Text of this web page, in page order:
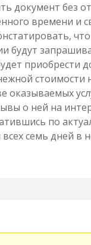
документ без
времени и
что
будут
приобрести
стоимости
оказываемых
о ней на
по
семь дней в